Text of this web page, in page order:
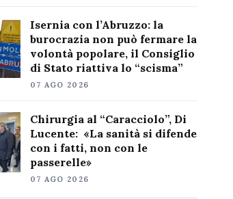
Isernia con l’Abruzzo: la
burocrazia non può fermare la
volontà popolare, il Consiglio
di Stato riattiva lo “scisma”
07 AGO 2026
Chirurgia al “Caracciolo”, Di
Lucente: «La sanità si difende
con i fatti, non con le
passerelle»
07 AGO 2026